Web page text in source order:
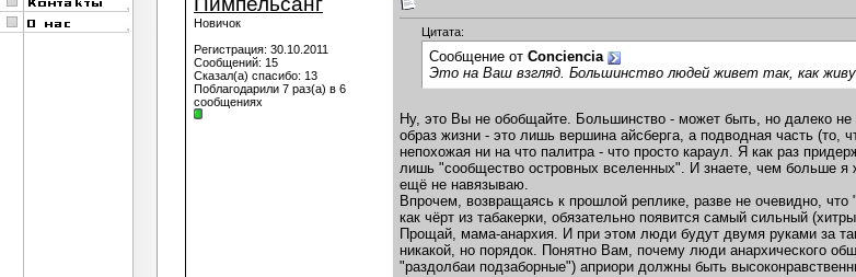
Новичок
Регистрация: 30.10.2011
Сообщений: 15
Сказал(а) спасибо: 13
Поблагодарили 7 раз(а) в 6
сообщениях
Цитата:
Сообщение от Сonciencia
Это на Ваш взгляд. Большинство людей живет так, как
Ну, это Вы не обобщайте. Большинство - может быть, но далеко
образ жизни - это лишь вершина айсберга, а подводная часть (то,
непохожая ни на что палитра - что просто караул. Я как раз
лишь "сообщество островных вселенных". И знаете, чем больше
ещё не навязываю.
Впрочем, возвращаясь к прошлой реплике, разве не очевидно,
как чёрт из табакерки, обязательно появится самый сильный
Прощай, мама-анархия. И при этом люди будут двумя руками за
никакой, но порядок. Понятно Вам, почему люди анархического
"раздолбаи подзаборные") априори должны быть